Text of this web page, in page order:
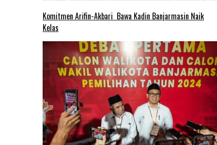
Komitmen Arifin-Akbari Bawa Kadin Banjarmasin Naik
Kelas